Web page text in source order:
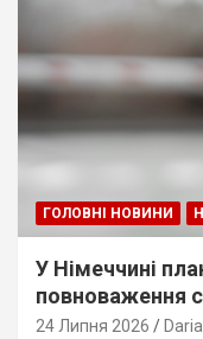
ГОЛОВНІ НОВИНИ
У Німеччині
повноваження
стеження
24 Липня 2026